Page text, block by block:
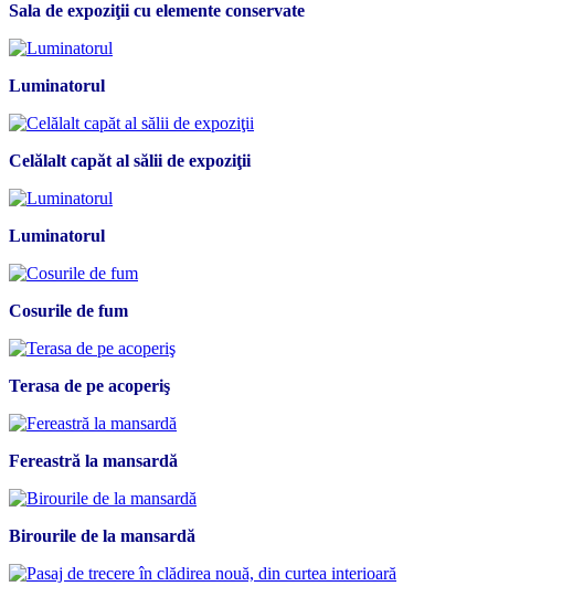
Sala de expoziţii cu elemente conservate
Luminatorul
Celălalt capăt al sălii de expoziţii
Luminatorul
Cosurile de fum
Terasa de pe acoperiş
Fereastră la mansardă
Birourile de la mansardă